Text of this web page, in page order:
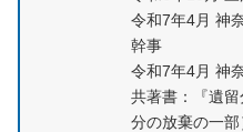
令和7年4月 神
幹事
令和7年4月 神
共著書：『遺
分の放棄の一部